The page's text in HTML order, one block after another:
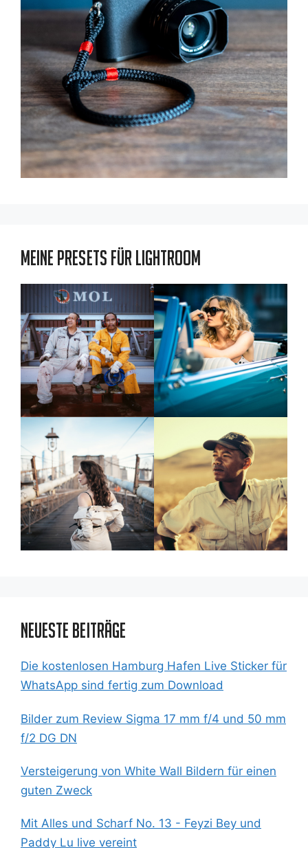
Meine Presets für Lightroom
Neueste Beiträge
Die kostenlosen Hamburg Hafen Live Sticker für
WhatsApp sind fertig zum Download
Bilder zum Review Sigma 17 mm f/4 und 50 mm
f/2 DG DN
Versteigerung von White Wall Bildern für einen
guten Zweck
Mit Alles und Scharf No. 13 - Feyzi Bey und
Paddy Lu live vereint